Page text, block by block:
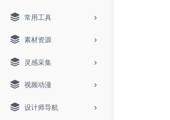
常用工具
素材资源
灵感采集
视频动漫
设计师导航